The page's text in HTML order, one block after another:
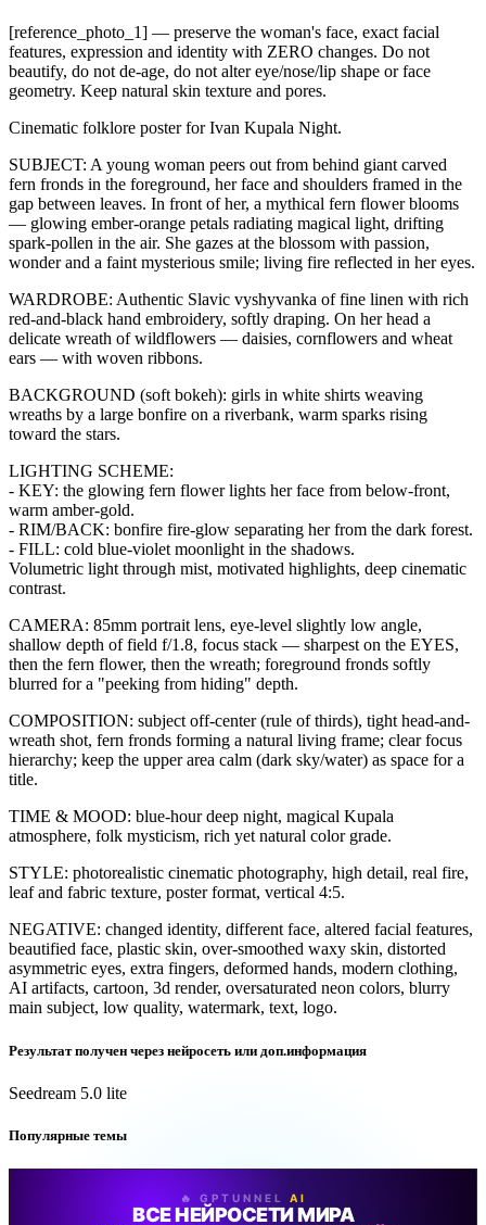
[reference_photo_1] — preserve the woman's face, exact facial
features, expression and identity with ZERO changes. Do not
beautify, do not de-age, do not alter eye/nose/lip shape or face
geometry. Keep natural skin texture and pores.
Cinematic folklore poster for Ivan Kupala Night.
SUBJECT: A young woman peers out from behind giant carved
fern fronds in the foreground, her face and shoulders framed in the
gap between leaves. In front of her, a mythical fern flower blooms
— glowing ember-orange petals radiating magical light, drifting
spark-pollen in the air. She gazes at the blossom with passion,
wonder and a faint mysterious smile; living fire reflected in her eyes.
WARDROBE: Authentic Slavic vyshyvanka of fine linen with rich
red-and-black hand embroidery, softly draping. On her head a
delicate wreath of wildflowers — daisies, cornflowers and wheat
ears — with woven ribbons.
BACKGROUND (soft bokeh): girls in white shirts weaving
wreaths by a large bonfire on a riverbank, warm sparks rising
toward the stars.
LIGHTING SCHEME:
- KEY: the glowing fern flower lights her face from below-front,
warm amber-gold.
- RIM/BACK: bonfire fire-glow separating her from the dark forest.
- FILL: cold blue-violet moonlight in the shadows.
Volumetric light through mist, motivated highlights, deep cinematic
contrast.
CAMERA: 85mm portrait lens, eye-level slightly low angle,
shallow depth of field f/1.8, focus stack — sharpest on the EYES,
then the fern flower, then the wreath; foreground fronds softly
blurred for a "peeking from hiding" depth.
COMPOSITION: subject off-center (rule of thirds), tight head-and-
wreath shot, fern fronds forming a natural living frame; clear focus
hierarchy; keep the upper area calm (dark sky/water) as space for a
title.
TIME & MOOD: blue-hour deep night, magical Kupala
atmosphere, folk mysticism, rich yet natural color grade.
STYLE: photorealistic cinematic photography, high detail, real fire,
leaf and fabric texture, poster format, vertical 4:5.
NEGATIVE: changed identity, different face, altered facial features,
beautified face, plastic skin, over-smoothed waxy skin, distorted
asymmetric eyes, extra fingers, deformed hands, modern clothing,
AI artifacts, cartoon, 3d render, oversaturated neon colors, blurry
main subject, low quality, watermark, text, logo.
Результат получен через нейросеть или доп.информация
Seedream 5.0 lite
Популярные темы
🔥 GPTUNNEL AI
ВСЕ НЕЙРОСЕТИ МИРА